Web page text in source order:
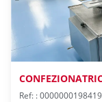
Ref: : 0000000198419